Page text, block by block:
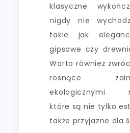
klasyczne
nigdy nie
takie jak
gipsowe czy
Warto również
rosnące
ekologicznymi
które są nie tylko
także przyjazne dla